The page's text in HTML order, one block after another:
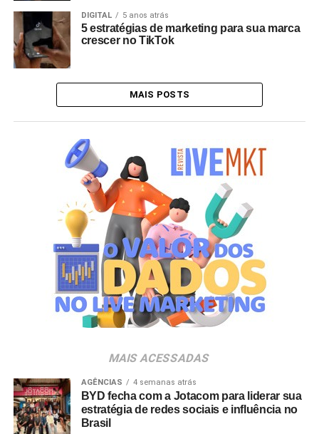
DIGITAL 5 anos atrás
5 estratégias de marketing para sua marca
crescer no TikTok
MAIS POSTS
MAIS ACESSADAS
AGÊNCIAS 4 semanas atrás
BYD fecha com a Jotacom para liderar sua
estratégia de redes sociais e influência no
Brasil